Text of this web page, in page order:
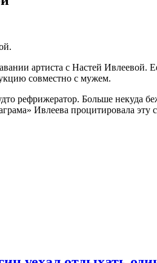
артиста с Настей Ивлеевой.
совместно с мужем.
рефрижератор. Больше
Ивлеева процитировала